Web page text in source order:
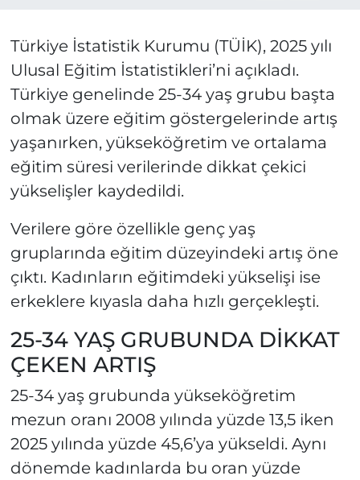
Türkiye İstatistik Kurumu (TÜİK), 2025 yılı
Ulusal Eğitim İstatistikleri’ni açıkladı.
Türkiye genelinde 25-34 yaş grubu başta
olmak üzere eğitim göstergelerinde artış
yaşanırken, yükseköğretim ve ortalama
eğitim süresi verilerinde dikkat çekici
yükselişler kaydedildi.
Verilere göre özellikle genç yaş
gruplarında eğitim düzeyindeki artış öne
çıktı. Kadınların eğitimdeki yükselişi ise
erkeklere kıyasla daha hızlı gerçekleşti.
25-34 YAŞ GRUBUNDA DİKKAT
ÇEKEN ARTIŞ
25-34 yaş grubunda yükseköğretim
mezun oranı 2008 yılında yüzde 13,5 iken
2025 yılında yüzde 45,6’ya yükseldi. Aynı
dönemde kadınlarda bu oran yüzde